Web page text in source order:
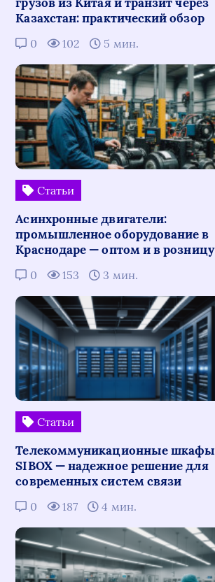
Казахстан: практический обзор
0 102 5 мин.
Статьи
Асинхронные двигатели:
промышленное оборудование в
Краснодаре — оптом и в розницу
0 153 3 мин.
Статьи
Телекоммуникационные шкафы
SIBOX — надежное решение для
современных систем связи
0 187 4 мин.